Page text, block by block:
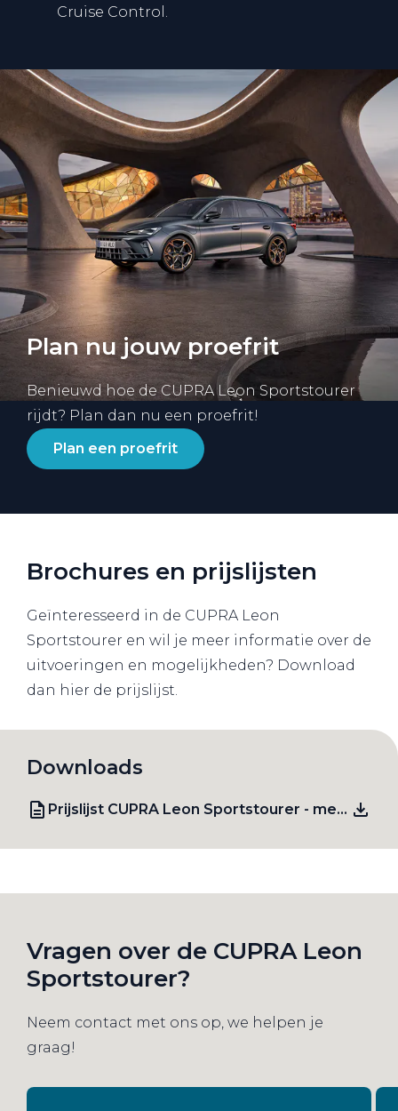
Cruise Control.
Plan nu jouw proefrit
Benieuwd hoe de CUPRA Leon Sportstourer
rijdt? Plan dan nu een proefrit!
Plan een proefrit
Brochures en prijslijsten
Geïnteresseerd in de CUPRA Leon
Sportstourer en wil je meer informatie over de
uitvoeringen en mogelijkheden? Download
dan hier de prijslijst.
Downloads
Prijslijst CUPRA Leon Sportstourer - mei 2026
Vragen over de CUPRA Leon
Sportstourer?
Neem contact met ons op, we helpen je
graag!